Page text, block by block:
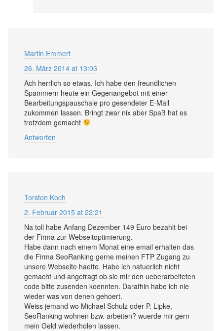
Martin Emmert
26. März 2014 at 13:03
Ach herrlich so etwas. Ich habe den freundlichen
Spammern heute ein Gegenangebot mit einer
Bearbeitungspauschale pro gesendeter E-Mail
zukommen lassen. Bringt zwar nix aber Spaß hat es
trotzdem gemacht
Antworten
Torsten Koch
2. Februar 2015 at 22:21
Na toll habe Anfang Dezember 149 Euro bezahlt bei
der Firma zur Webseitoptimierung.
Habe dann nach einem Monat eine email erhalten das
die Firma SeoRanking gerne meinen FTP Zugang zu
unsere Webseite haette. Habe ich natuerlich nicht
gemacht und angefragt ob sie mir den ueberarbeiteten
code bitte zusenden koennten. Darafhin habe ich nie
wieder was von denen gehoert.
Weiss jemand wo Michael Schulz oder P. Lipke,
SeoRanking wohnen bzw. arbeiten? wuerde mir gern
mein Geld wiederholen lassen.